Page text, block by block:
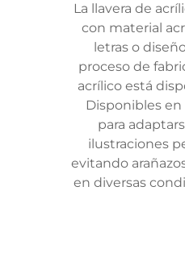
La llavera de
con material
letras o
proceso de
acrílico está
Disponibles en
para
ilustraciones
evitando
en diversas